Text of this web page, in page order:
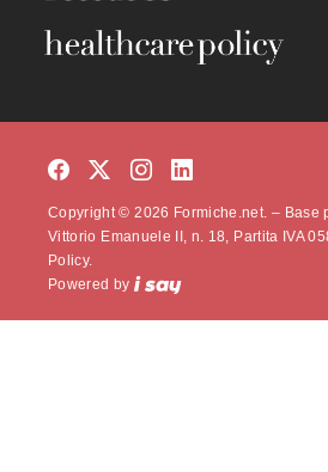
Copyright © 2026 Formiche.net. – Base
Vittorio Emanuele II, n. 18, Partita IVA
Policy.
Powered by